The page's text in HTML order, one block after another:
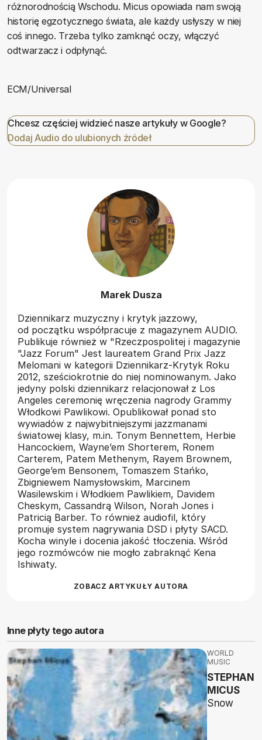
różnorodnością Wschodu. Micus opowiada nam swoją
historię egzotycznego świata, ale każdy usłyszy w niej
coś innego. Trzeba tylko zamknąć oczy, włączyć
odtwarzacz i odpłynąć.
ECM/Universal
Chcesz częściej widzieć nasze artykuły w Google?
Dodaj Audio do ulubionych źródeł
Marek Dusza
Dziennikarz muzyczny i krytyk jazzowy,
od początku współpracuje z magazynem AUDIO.
Publikuje również w "Rzeczpospolitej i magazynie
"Jazz Forum" Jest laureatem Grand Prix Jazz
Melomani w kategorii Dziennikarz-Krytyk Roku
2012, sześciokrotnie do niej nominowanym. Jako
jedyny polski dziennikarz relacjonował z Los
Angeles ceremonię wręczenia nagrody Grammy
Włodkowi Pawlikowi. Opublikował ponad sto
wywiadów z najwybitniejszymi jazzmanami
światowej klasy, m.in. Tonym Bennettem, Herbie
Hancockiem, Wayne’em Shorterem, Ronem
Carterem, Patem Methenym, Rayem Brownem,
George’em Bensonem, Tomaszem Stańko,
Zbigniewem Namysłowskim, Marcinem
Wasilewskim i Włodkiem Pawlikiem, Davidem
Cheskym, Cassandrą Wilson, Norah Jones i
Patricią Barber. To również audiofil, który
promuje system nagrywania DSD i płyty SACD.
Kocha winyle i docenia jakość tłoczenia. Wśród
jego rozmówców nie mogło zabraknąć Kena
Ishiwaty.
ZOBACZ ARTYKUŁY AUTORA
Inne płyty tego autora
WORLD
MUSIC
STEPHAN
MICUS
Snow